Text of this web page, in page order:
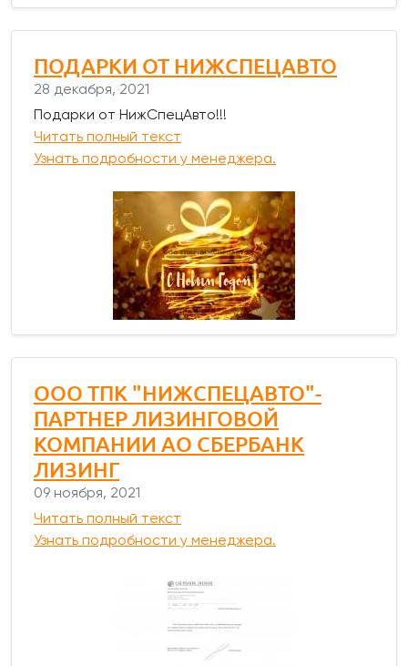
ПОДАРКИ ОТ НИЖСПЕЦАВТО
28 декабря, 2021
Подарки от НижСпецАвто!!!
Читать полный текст
Узнать подробности у менеджера.
ООО ТПК "НИЖСПЕЦАВТО"-
ПАРТНЕР ЛИЗИНГОВОЙ
КОМПАНИИ АО СБЕРБАНК
ЛИЗИНГ
09 ноября, 2021
Читать полный текст
Узнать подробности у менеджера.